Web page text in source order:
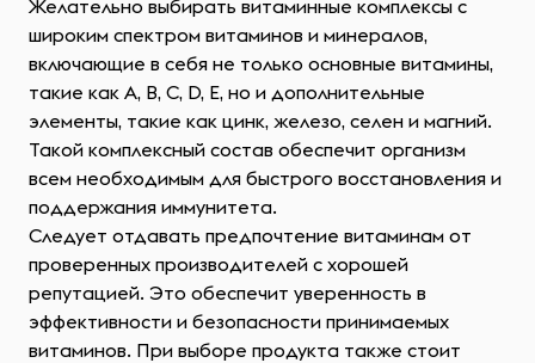
Желательно выбирать витаминные комплексы с
широким спектром витаминов и минералов,
включающие в себя не только основные витамины,
такие как A, B, C, D, E, но и дополнительные
элементы, такие как цинк, железо, селен и магний.
Такой комплексный состав обеспечит организм
всем необходимым для быстрого восстановления и
поддержания иммунитета.
Следует отдавать предпочтение витаминам от
проверенных производителей с хорошей
репутацией. Это обеспечит уверенность в
эффективности и безопасности принимаемых
витаминов. При выборе продукта также стоит